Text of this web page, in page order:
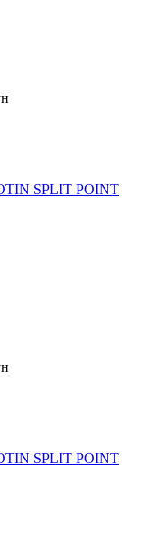
SPLIT POINT
SPLIT POINT